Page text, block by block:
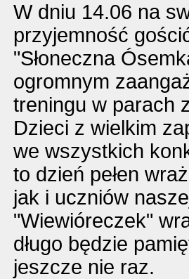
W dniu 14.06 na
przyjemność
"Słoneczna
ogromnym
treningu w parach
Dzieci z wielkim
we wszystkich
to dzień pełen
jak i uczniów
"Wiewióreczek"
długo będzie
jeszcze nie raz.